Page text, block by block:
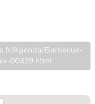
Agenda/Barbecue-
00329.html